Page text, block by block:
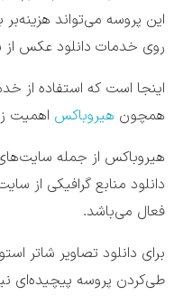
این پروسه می‌تواند هزینه‌بر
روی خدمات دانلود عکس از
اینجا است که استفاده از
همچون هیروباکس اهمیت
هیروباکس از جمله
دانلود منابع گرافیکی از
فعال می‌باشد.
برای دانلود تصاویر شاتر
طی‌کردن پروسه‌ پیچیده‌ای